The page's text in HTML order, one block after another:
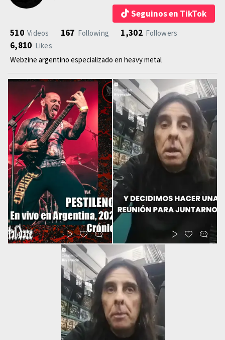
Seguinos en TikTok
510 Videos 167 Following 1,302 Followers
6,810 Likes
Webzine argentino especializado en heavy metal